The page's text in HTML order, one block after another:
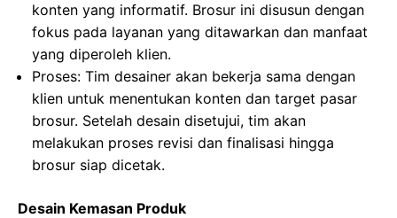
konten yang informatif. Brosur ini disusun dengan
fokus pada layanan yang ditawarkan dan manfaat
yang diperoleh klien.
Proses: Tim desainer akan bekerja sama dengan
klien untuk menentukan konten dan target pasar
brosur. Setelah desain disetujui, tim akan
melakukan proses revisi dan finalisasi hingga
brosur siap dicetak.
Desain Kemasan Produk